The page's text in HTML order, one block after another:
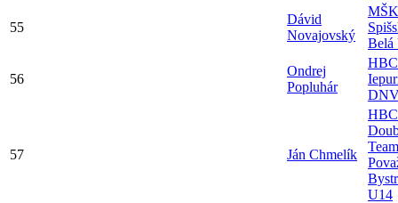
55
Dávid
Novajovský
MŠK
Belá
56
Ondrej
Popluhár
HBC
57 Ján Chmelík
HBC
Team
U14